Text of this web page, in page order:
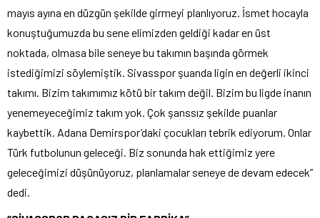
mayıs ayına en düzgün şekilde girmeyi planlıyoruz. İsmet hocayla
konuştuğumuzda bu sene elimizden geldiği kadar en üst
noktada, olmasa bile seneye bu takımın başında görmek
istediğimizi söylemiştik. Sivasspor şuanda ligin en değerli ikinci
takımı. Bizim takımımız kötü bir takım değil. Bizim bu ligde inanın
yenemeyeceğimiz takım yok. Çok şanssız şekilde puanlar
kaybettik. Adana Demirspor’daki çocukları tebrik ediyorum. Onlar
Türk futbolunun geleceği. Biz sonunda hak ettiğimiz yere
geleceğimizi düşünüyoruz, planlamalar seneye de devam edecek”
dedi.